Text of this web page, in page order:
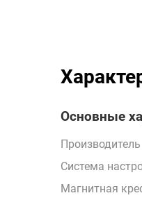
Основные
Производитель
Cистема
Магнитная